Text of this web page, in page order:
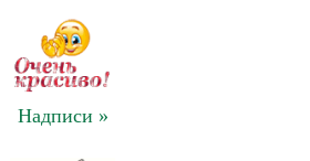
Надписи »